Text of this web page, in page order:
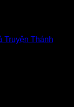
Truyện Thánh